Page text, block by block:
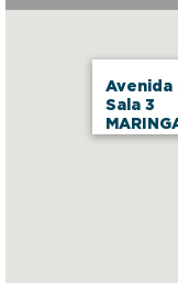
Avenida
Sala 3